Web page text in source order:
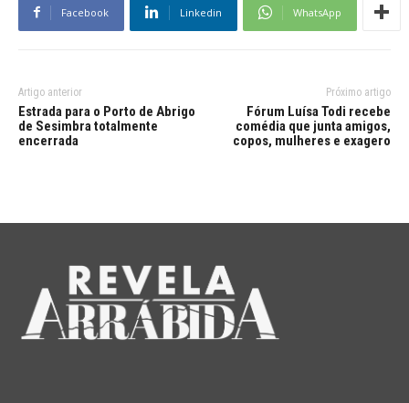
Facebook Linkedin WhatsApp
Artigo anterior
Estrada para o Porto de Abrigo
de Sesimbra totalmente
encerrada
Próximo artigo
Fórum Luísa Todi recebe
comédia que junta amigos,
copos, mulheres e exagero